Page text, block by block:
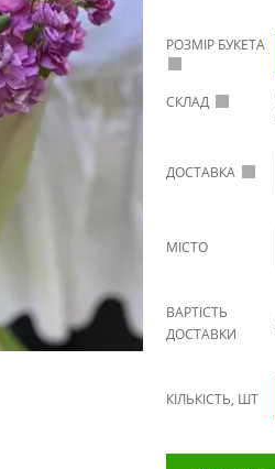
РОЗМІР БУКЕТА
СКЛАД
ДОСТАВКА
МІСТО
ВАРТІСТЬ
ДОСТАВКИ
КІЛЬКІСТЬ, ШТ